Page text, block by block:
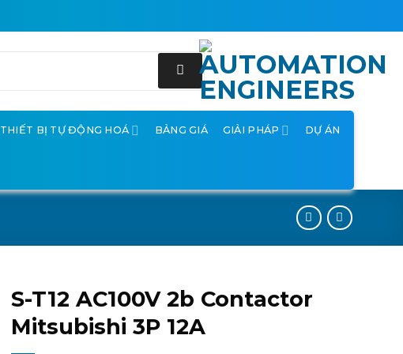
THIẾT BỊ TỰ ĐỘNG HOÁ BẢNG GIÁ GIẢI PHÁP DỰ ÁN
S-T12 AC100V 2b Contactor
Mitsubishi 3P 12A